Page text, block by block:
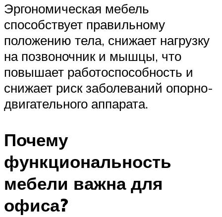
Эргономическая мебель
способствует правильному
положению тела, снижает нагрузку
на позвоночник и мышцы, что
повышает работоспособность и
снижает риск заболеваний опорно-
двигательного аппарата.
Почему
функциональность
мебели важна для
офиса?